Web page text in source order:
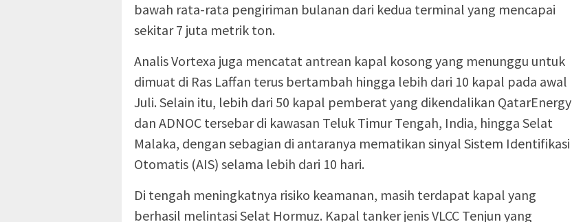
bawah rata-rata pengiriman bulanan dari kedua terminal yang mencapai
sekitar 7 juta metrik ton.
Analis Vortexa juga mencatat antrean kapal kosong yang menunggu untuk
dimuat di Ras Laffan terus bertambah hingga lebih dari 10 kapal pada awal
Juli. Selain itu, lebih dari 50 kapal pemberat yang dikendalikan QatarEnergy
dan ADNOC tersebar di kawasan Teluk Timur Tengah, India, hingga Selat
Malaka, dengan sebagian di antaranya mematikan sinyal Sistem Identifikasi
Otomatis (AIS) selama lebih dari 10 hari.
Di tengah meningkatnya risiko keamanan, masih terdapat kapal yang
berhasil melintasi Selat Hormuz. Kapal tanker jenis VLCC Tenjun yang